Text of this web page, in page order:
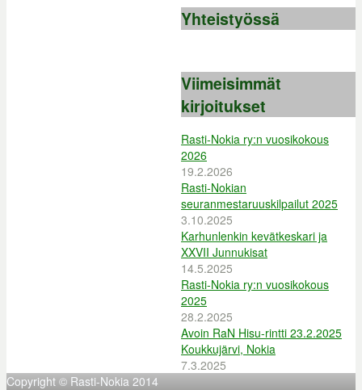
Yhteistyössä
Viimeisimmät
kirjoitukset
Rasti-Nokia ry:n vuosikokous
2026
19.2.2026
Rasti-Nokian
seuranmestaruuskilpailut 2025
3.10.2025
Karhunlenkin kevätkeskari ja
XXVII Junnukisat
14.5.2025
Rasti-Nokia ry:n vuosikokous
2025
28.2.2025
Avoin RaN Hisu-rintti 23.2.2025
Koukkujärvi, Nokia
7.3.2025
Copyright © Rasti-Nokia 2014